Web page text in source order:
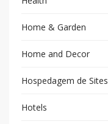
Home & Garden
Home and Decor
Hospedagem de Sites
Hotels